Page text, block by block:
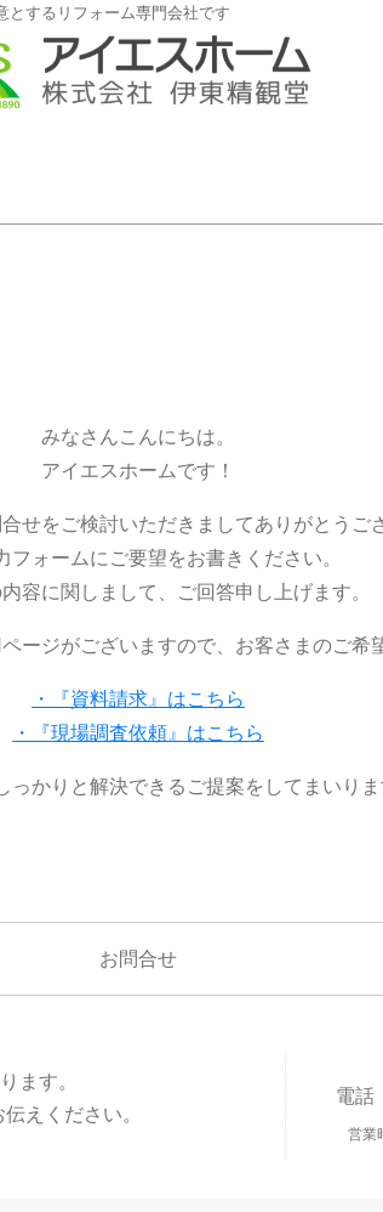
とするリフォーム専門会社です
みなさんこんにちは。
アイエスホームです！
せをご検討いただきましてありがとうご
フォームにご要望をお書きください。
容に関しまして、ご回答申し上げます。
ージがございますので、お客さまのご希
・『資料請求』はこちら
・『現場調査依頼』はこちら
っかりと解決できるご提案をしてまいりま
お問合せ
ます。
えください。
電話
営業